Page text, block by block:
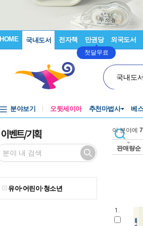
HOME 국내도서 전자책 만권당
첫달무료
외국도서
국내도
분야보기 오뒷세이아 추천마법사 베
이벤트/기획
유아·어린이·청소년
이 분야에
판매량순
1.